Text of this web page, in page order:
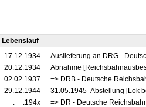
Lebenslauf
17.12.1934
Auslieferung an DRG -
20.12.1934
Abnahme
02.02.1937
=> DRB - Deutsche
29.12.1944 - 31.05.1945 Abstellung [Lok
__.__.194x
=> DR - Deutsche